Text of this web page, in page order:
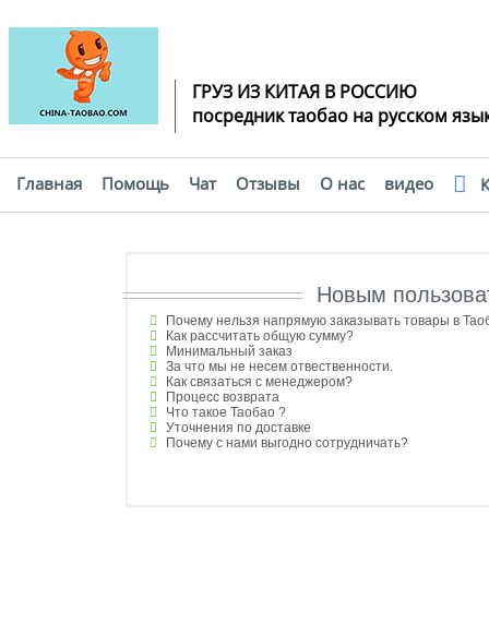
ГРУЗ ИЗ КИТАЯ В РОССИЮ
посредник таобао на русском
Главная Помощь Чат Отзывы О нас видео
Помощь
Новым
Почему нельзя напрямую заказывать товары в
Как рассчитать общую сумму?
Минимальный заказ
За что мы не несем отвественности.
Как связаться с менеджером?
Процесс возврата
Что такое Таобао ?
Уточнения по доставке
Почему с нами выгодно сотрудничать?